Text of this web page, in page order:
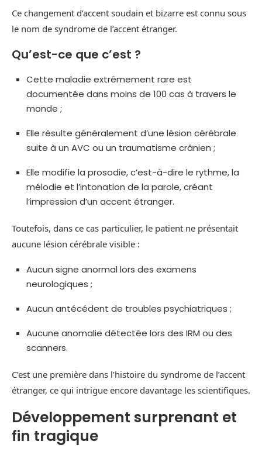
Ce changement d’accent soudain et bizarre est connu sous
le nom de syndrome de l’accent étranger.
Qu’est-ce que c’est ?
Cette maladie extrêmement rare est
documentée dans moins de 100 cas à travers le
monde ;
Elle résulte généralement d’une lésion cérébrale
suite à un AVC ou un traumatisme crânien ;
Elle modifie la prosodie, c’est-à-dire le rythme, la
mélodie et l’intonation de la parole, créant
l’impression d’un accent étranger.
Toutefois, dans ce cas particulier, le patient ne présentait
aucune lésion cérébrale visible :
Aucun signe anormal lors des examens
neurologiques ;
Aucun antécédent de troubles psychiatriques ;
Aucune anomalie détectée lors des IRM ou des
scanners.
C’est une première dans l’histoire du syndrome de l’accent
étranger, ce qui intrigue encore davantage les scientifiques.
Développement surprenant et
fin tragique